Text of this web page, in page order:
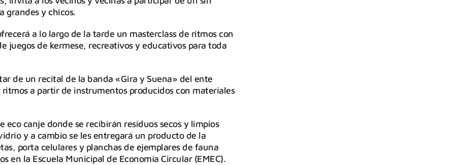
grandes y chicos.
a lo largo de la tarde un masterclass de ritmos con
juegos de kermese, recreativos y educativos para toda
de un recital de la banda «Gira y Suena» del ente
a partir de instrumentos producidos con materiales
canje donde se recibirán residuos secos y limpios
y a cambio se les entregará un producto de la
porta celulares y planchas de ejemplares de fauna
en la Escuela Municipal de Economía Circular (EMEC).